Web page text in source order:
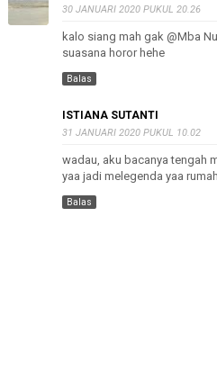
30 JANUARI 2020 PUKUL 20.26
kalo siang mah gak @Mba
suasana horor hehe
Balas
ISTIANA SUTANTI
31 JANUARI 2020 PUKUL 10.02
wadau, aku bacanya tengah
yaa jadi melegenda yaa
Balas